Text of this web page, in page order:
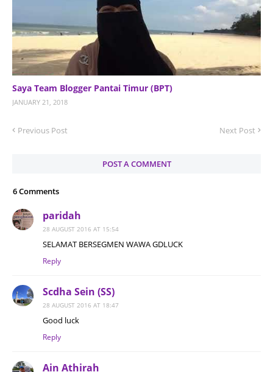
Saya Team Blogger Pantai Timur (BPT)
JANUARY 21, 2018
Previous Post Next Post
POST A COMMENT
6 Comments
paridah
28 AUGUST 2016 AT 15:54
SELAMAT BERSEGMEN WAWA GDLUCK
Reply
Scdha Sein (SS)
28 AUGUST 2016 AT 18:47
Good luck
Reply
Ain Athirah